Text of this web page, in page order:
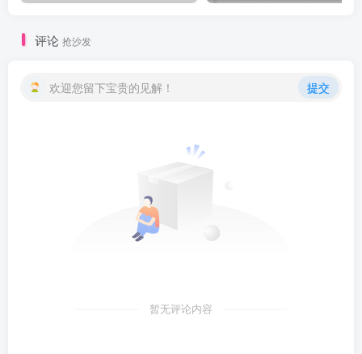
评论 抢沙发
欢迎您留下宝贵的见解！ 提交
暂无评论内容